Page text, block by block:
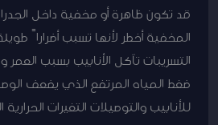
قد تكون ظاهرة أو مخفية داخل
المخفية أخطر لأنها تسبب أضراراً
التسريبات تآكل الأنابيب بسبب العمر
ضغط المياه المرتفع الذي يضعف
للأنابيب والتوصيلات التغيرات